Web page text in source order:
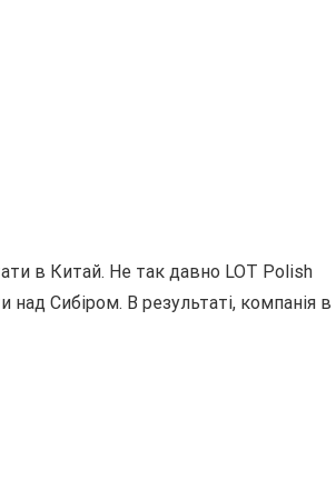
в Китай. Не так давно LOT Polish
над Сибіром. В результаті, компанія в